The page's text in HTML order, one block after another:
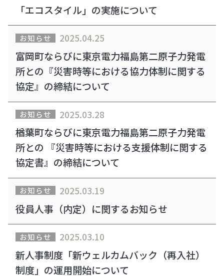
「エコスタイル」の実施について
お知らせ 2025.04.25
富岡町ならびに東京電力福島第二原子力発電
所との『災害時等における協力体制に関する
協定』の締結について
お知らせ 2025.03.28
楢葉町ならびに東京電力福島第二原子力発電
所との 『災害時等における支援体制に関する
協定書』の締結について
お知らせ 2025.03.19
役員人事（内定）に関するお知らせ
お知らせ 2025.03.10
新人事制度「新ウェルカムバック（再入社）
制度」の運用開始について